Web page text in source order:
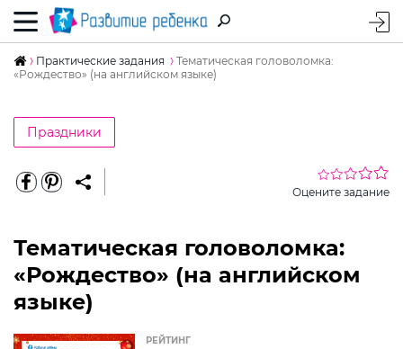
Практические задания
Тематическая головоломка:
«Рождество» (на английском языке)
Праздники
Оцените задание
Тематическая головоломка:
«Рождество» (на английском
языке)
РЕЙТИНГ